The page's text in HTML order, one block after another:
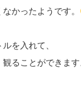
かったようです。
を入れて、
ることができます